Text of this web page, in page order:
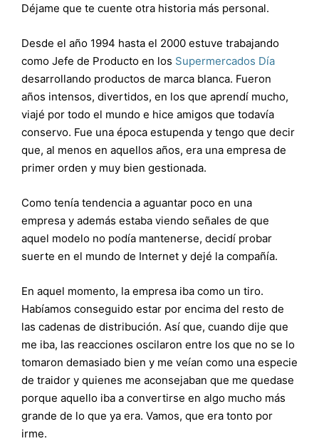
Déjame que te cuente otra historia más personal.
Desde el año 1994 hasta el 2000 estuve trabajando
como Jefe de Producto en los Supermercados Día
desarrollando productos de marca blanca. Fueron
años intensos, divertidos, en los que aprendí mucho,
viajé por todo el mundo e hice amigos que todavía
conservo. Fue una época estupenda y tengo que decir
que, al menos en aquellos años, era una empresa de
primer orden y muy bien gestionada.
Como tenía tendencia a aguantar poco en una
empresa y además estaba viendo señales de que
aquel modelo no podía mantenerse, decidí probar
suerte en el mundo de Internet y dejé la compañía.
En aquel momento, la empresa iba como un tiro.
Habíamos conseguido estar por encima del resto de
las cadenas de distribución. Así que, cuando dije que
me iba, las reacciones oscilaron entre los que no se lo
tomaron demasiado bien y me veían como una especie
de traidor y quienes me aconsejaban que me quedase
porque aquello iba a convertirse en algo mucho más
grande de lo que ya era. Vamos, que era tonto por
irme.